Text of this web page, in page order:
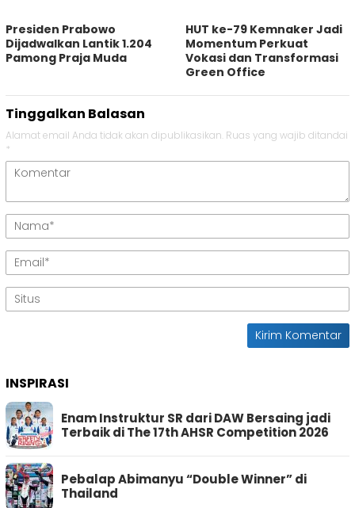
Presiden Prabowo
Dijadwalkan Lantik 1.204
Pamong Praja Muda
HUT ke-79 Kemnaker Jadi
Momentum Perkuat
Vokasi dan Transformasi
Green Office
Tinggalkan Balasan
Alamat email Anda tidak akan dipublikasikan. Ruas yang wajib ditandai
*
INSPIRASI
Enam Instruktur SR dari DAW Bersaing jadi
Terbaik di The 17th AHSR Competition 2026
Pebalap Abimanyu “Double Winner” di
Thailand